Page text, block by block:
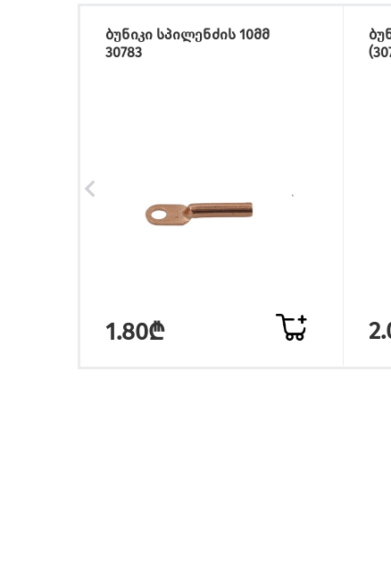
ბუნიკი სპილენძის 10მმ
30783
1.80₾